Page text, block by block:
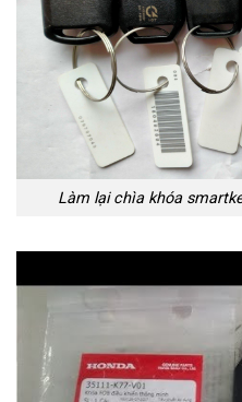
Làm lại chìa khóa